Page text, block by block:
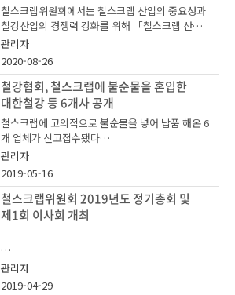
관심있으신 분들은 첨부한 참가신청서를 작성하
여
hyeonchol.lee@ekosa.or.kr 로 회신해주시기
바랍니다.
철스크랩 업계 종사자 여러분들께서도 이에 대한
적극적인 관심을 가져주시고, 주변에서 불순물 혼
입 등의 행위를 발견하셨을 경우, 신고방법에 따라
신고해 주시기 바랍니다.
여러분의 신고는 철스크랩의 품질 향상과 자율적
시장정화 그리고 유통질서 확립의 지름길이 될 것
입니다.
신규 프로그램을 개발하여 오픈하였습니다.
QR코드앱 다운은 스마트폰으로 '철스크랩운반전
용차량' 페이지에서 확인 가능하며
사용법은 위 페이지에 있는 매뉴얼을 참고해주시기
바랍니다
※ 기존에 조회하던 웹 사이트는 아래와 같이 주소
가 수정되었으니 참고바랍니다.
철스크랩위원회에서는 철스크랩 산업의 중요성과
철강산업의 경쟁력 강화를 위해 「철스크랩 산업발
전 아이디어 센터」를 운영하고 있습니다.
우수 아이디어 제안자에게는 추첨을 통한 소정의
관리자
2020-08-26
철강협회, 철스크랩에 불순물을 혼입한
대한철강 등 6개사 공개
철스크랩에 고의적으로 불순물을 넣어 납품 해온 6
개 업체가 신고접수됐다
13일 한국철강협회에 따르면, 올해 2월과 4월 전기
로 및 고로 원료로 쓰이는 철스크랩에 고의적으로
불순물을 넣어 납품 해온 6개 업체가 신고접수됐
다.
심의 결과를 철스크랩위원회 홈페이지에 게시함과
동시에 대외 공개하기로 했다.
관리자
2019-05-16
철스크랩위원회 2019년도 정기총회 및
제1회 이사회 개최
관리자
2019-04-29